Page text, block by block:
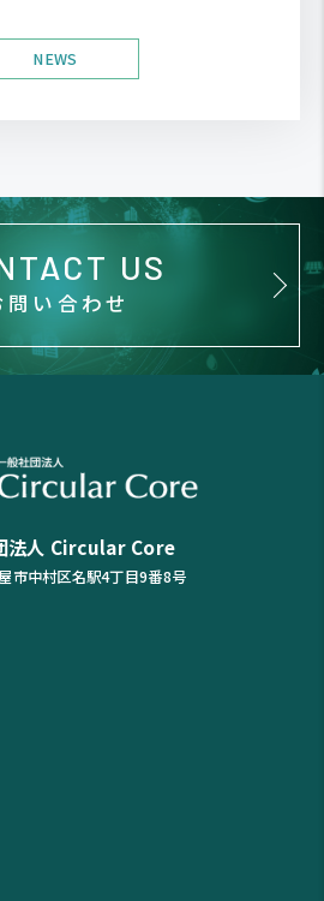
NEWS
US
問い合わせ
法人 Circular Core
市中村区名駅4丁目9番8号